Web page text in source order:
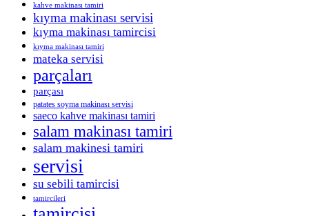
kahve makinası tamiri
kıyma makinası servisi
kıyma makinası tamircisi
kıyma makinası tamiri
mateka servisi
parçaları
parçası
patates soyma makinası servisi
saeco kahve makinası tamiri
salam makinası tamiri
salam makinesi tamiri
servisi
su sebili tamircisi
tamircileri